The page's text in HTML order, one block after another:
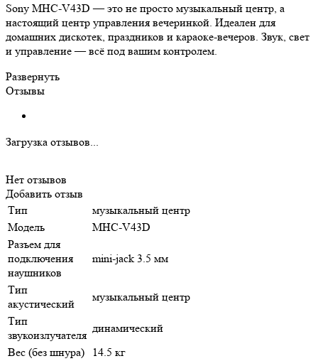
Sony MHC-V43D — это не просто музыкальный центр, а
настоящий центр управления вечеринкой. Идеален для
домашних дискотек, праздников и караоке-вечеров. Звук, свет
и управление — всё под вашим контролем.
Развернуть
Отзывы
Загрузка отзывов...
Нет отзывов
Добавить отзыв
Тип
музыкальный центр
Модель
MHC-V43D
Разъем для
подключения
наушников
mini-jack 3.5 мм
Тип
акустический
музыкальный центр
Тип
звукоизлучателя
динамический
Вес (без шнура)
14.5 кг